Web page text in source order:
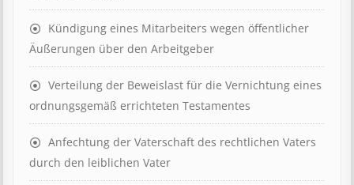
Kündigung eines Mit­ar­beit­ers wegen öffent­lich­er
Äuß­er­ung­en über den Ar­beit­geber
Ver­teil­ung der Be­weis­last für die Ver­nicht­ung eines
ord­nungs­ge­mäß er­richt­et­en Test­ament­es
Anfechtung der Vaterschaft des rechtlichen Vaters
durch den leiblichen Vater